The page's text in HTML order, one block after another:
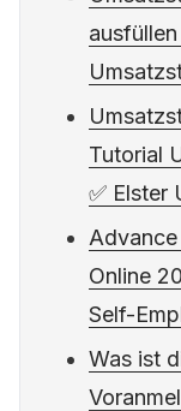
ausfüllen
Tutorial
✅ Elster
Advance
Online
Self-
Was ist